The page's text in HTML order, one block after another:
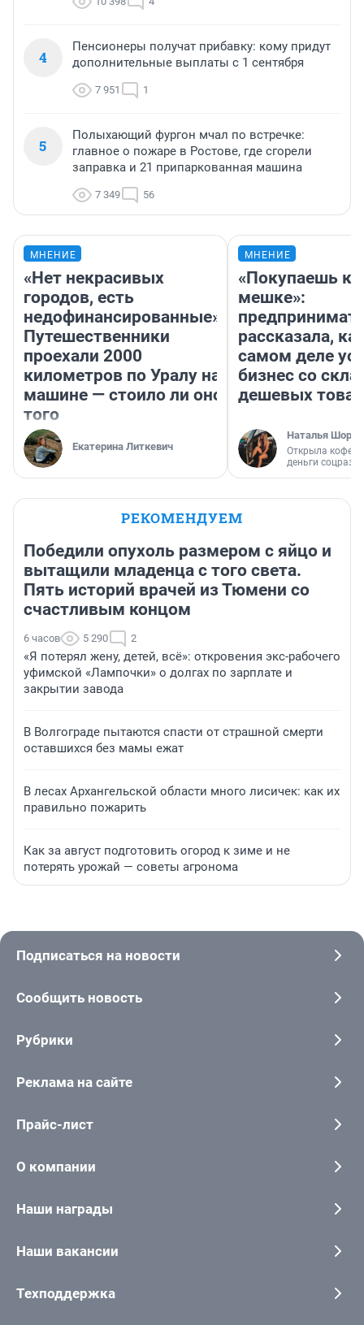
4
Пенсионеры получат прибавку: кому придут
дополнительные выплаты с 1 сентября
7 951 1
5
Полыхающий фургон мчал по встречке:
главное о пожаре в Ростове, где сгорели
заправка и 21 припаркованная машина
7 349 56
МНЕНИЕ
«Нет некрасивых
городов, есть
недофинансированные».
Путешественники
проехали 2000
километров по Уралу на
машине — стоило ли оно
того
Екатерина Литкевич
МНЕНИЕ
«Покупаешь
мешке»:
рассказала,
самом деле
бизнес со
дешевых
Наталья
Открыла
деньги
РЕКОМЕНДУЕМ
Победили опухоль размером с яйцо и
вытащили младенца с того света.
Пять историй врачей из Тюмени со
счастливым концом
6 часов 5 290 2
«Я потерял жену, детей, всё»: откровения экс-рабочего
уфимской «Лампочки» о долгах по зарплате и
закрытии завода
В Волгограде пытаются спасти от страшной смерти
оставшихся без мамы ежат
В лесах Архангельской области много лисичек: как их
правильно пожарить
Как за август подготовить огород к зиме и не
потерять урожай — советы агронома
Подписаться на новости
Сообщить новость
Рубрики
Реклама на сайте
Прайс-лист
О компании
Наши награды
Наши вакансии
Техподдержка